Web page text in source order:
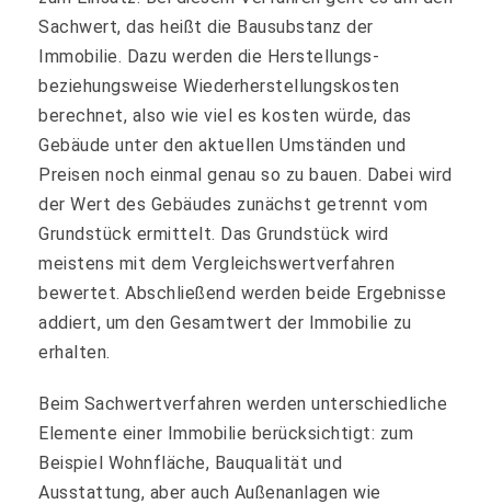
Sachwert, das heißt die Bausubstanz der
Immobilie. Dazu werden die Herstellungs-
beziehungsweise Wiederherstellungskosten
berechnet, also wie viel es kosten würde, das
Gebäude unter den aktuellen Umständen und
Preisen noch einmal genau so zu bauen. Dabei wird
der Wert des Gebäudes zunächst getrennt vom
Grundstück ermittelt. Das Grundstück wird
meistens mit dem Vergleichswertverfahren
bewertet. Abschließend werden beide Ergebnisse
addiert, um den Gesamtwert der Immobilie zu
erhalten.
Beim Sachwertverfahren werden unterschiedliche
Elemente einer Immobilie berücksichtigt: zum
Beispiel Wohnfläche, Bauqualität und
Ausstattung, aber auch Außenanlagen wie